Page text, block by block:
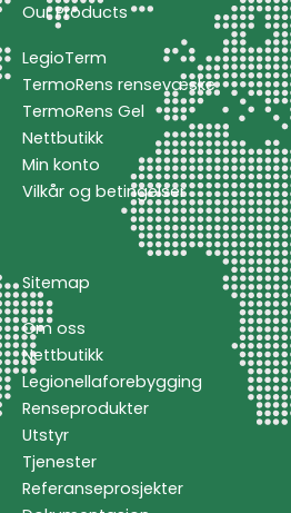
Our Products
LegioTerm
TermoRens rensevæske
TermoRens Gel
Nettbutikk
Min konto
Vilkår og betingelser
Sitemap
Om oss
Nettbutikk
Legionellaforebygging
Renseprodukter
Utstyr
Tjenester
Referanseprosjekter